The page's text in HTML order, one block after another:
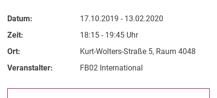
Datum:
17.10.2019 - 13.02.2020
Zeit:
18:15 - 19:45 Uhr
Ort:
Kurt-Wolters-Straße 5, Raum 4048
Veranstalter:
FB02 International